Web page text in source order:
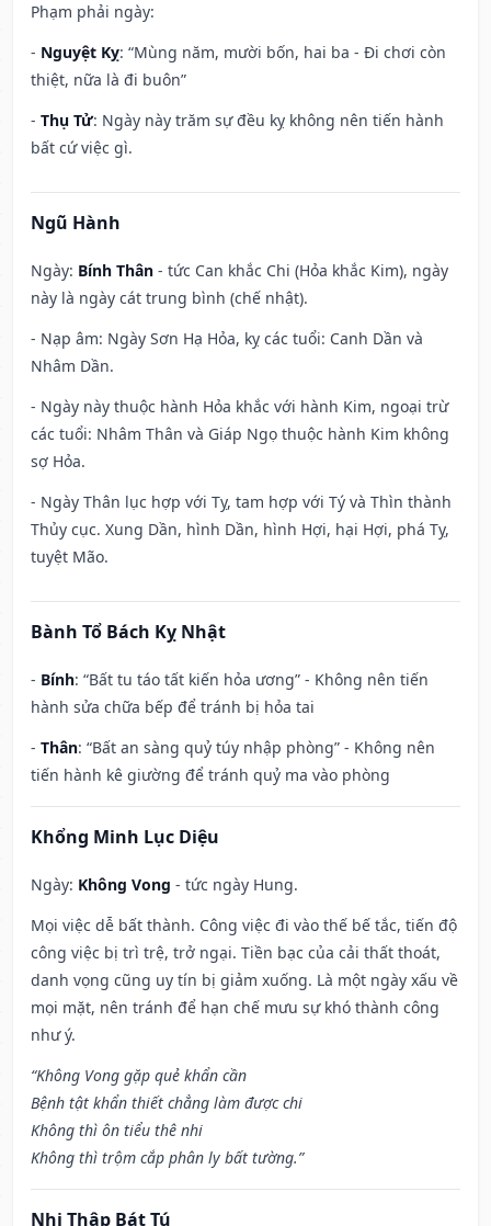
Phạm phải ngày:
- Nguyệt Kỵ: “Mùng năm, mười bốn, hai ba - Đi chơi còn
thiệt, nữa là đi buôn”
- Thụ Tử: Ngày này trăm sự đều kỵ không nên tiến hành
bất cứ việc gì.
Ngũ Hành
Ngày: Bính Thân - tức Can khắc Chi (Hỏa khắc Kim), ngày
này là ngày cát trung bình (chế nhật).
- Nạp âm: Ngày Sơn Hạ Hỏa, kỵ các tuổi: Canh Dần và
Nhâm Dần.
- Ngày này thuộc hành Hỏa khắc với hành Kim, ngoại trừ
các tuổi: Nhâm Thân và Giáp Ngọ thuộc hành Kim không
sợ Hỏa.
- Ngày Thân lục hợp với Tỵ, tam hợp với Tý và Thìn thành
Thủy cục. Xung Dần, hình Dần, hình Hợi, hại Hợi, phá Tỵ,
tuyệt Mão.
Bành Tổ Bách Kỵ Nhật
- Bính: “Bất tu táo tất kiến hỏa ương” - Không nên tiến
hành sửa chữa bếp để tránh bị hỏa tai
- Thân: “Bất an sàng quỷ túy nhập phòng” - Không nên
tiến hành kê giường để tránh quỷ ma vào phòng
Khổng Minh Lục Diệu
Ngày: Không Vong - tức ngày Hung.
Mọi việc dễ bất thành. Công việc đi vào thế bế tắc, tiến độ
công việc bị trì trệ, trở ngại. Tiền bạc của cải thất thoát,
danh vọng cũng uy tín bị giảm xuống. Là một ngày xấu về
mọi mặt, nên tránh để hạn chế mưu sự khó thành công
như ý.
“Không Vong gặp quẻ khẩn cần
Bệnh tật khẩn thiết chẳng làm được chi
Không thì ôn tiểu thê nhi
Không thì trộm cắp phân ly bất tường.”
Nhị Thập Bát Tú